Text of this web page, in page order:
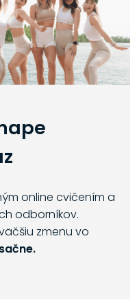
online cvičením a
odborníkov.
zmenu vo